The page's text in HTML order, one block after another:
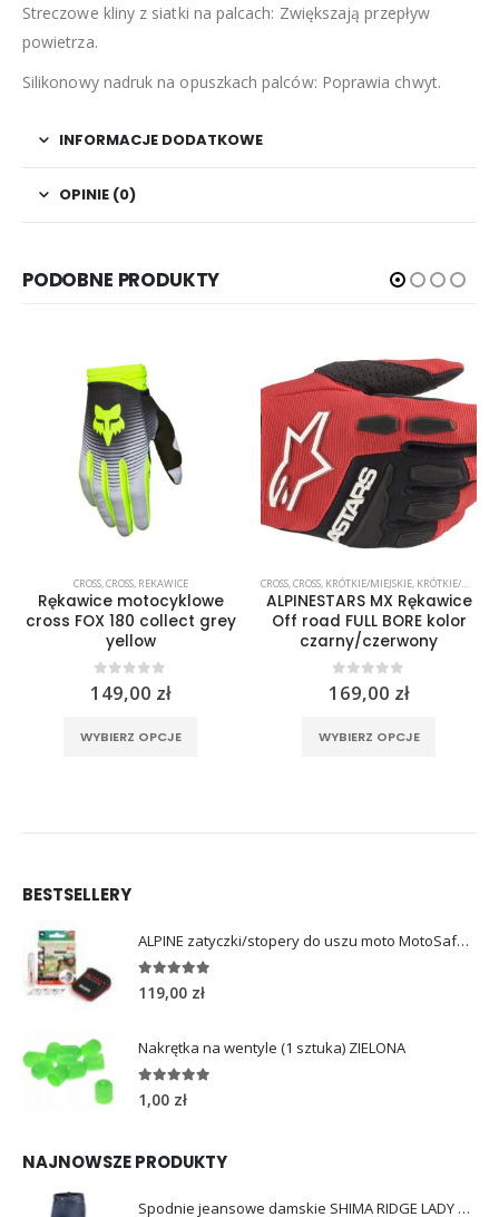
Streczowe kliny z siatki na palcach: Zwiększają przepływ
powietrza.
Silikonowy nadruk na opuszkach palców: Poprawia chwyt.
INFORMACJE DODATKOWE
OPINIE (0)
PODOBNE PRODUKTY
REKAWICECROSS,CROSS, REKAWICE
Rękawice motocyklowe
cross FOX 180 collect grey
yellow
0 out of 5
149,00 zł
WYBIERZ OPCJE
CROSS,CROSS, KRÓTKIE/MIEJSKIE, KRÓTKIE/MIEJSKIE
ALPINESTARS MX Rękawice
Off road FULL BORE kolor
czarny/czerwony
0out of 5
169,00 zł
WYBIERZ OPCJE
BESTSELLERY
ALPINE zatyczki/stopery do uszu moto MotoSafe Pro
4.96out of 5
119,00 zł
Nakrętka na wentyle (1 sztuka) ZIELONA
5.00 out of 5
1,00 zł
NAJNOWSZE PRODUKTY
Spodnie jeansowe damskie SHIMA RIDGE LADY blue